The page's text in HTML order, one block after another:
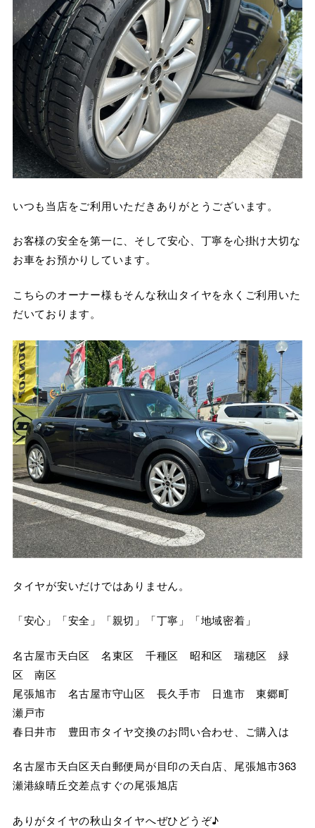
いつも当店をご利用いただきありがとうございます。
お客様の安全を第一に、そして安心、丁寧を心掛け大切な
お車をお預かりしています。
こちらのオーナー様もそんな秋山タイヤを永くご利用いた
だいております。
タイヤが安いだけではありません。
「安心」「安全」「親切」「丁寧」「地域密着」
名古屋市天白区 名東区 千種区 昭和区 瑞穂区 緑
区 南区
尾張旭市 名古屋市守山区 長久手市 日進市 東郷町
瀬戸市
春日井市 豊田市タイヤ交換のお問い合わせ、ご購入は
名古屋市天白区天白郵便局が目印の天白店、尾張旭市363
瀬港線晴丘交差点すぐの尾張旭店
ありがタイヤの秋山タイヤへぜひどうぞ♪